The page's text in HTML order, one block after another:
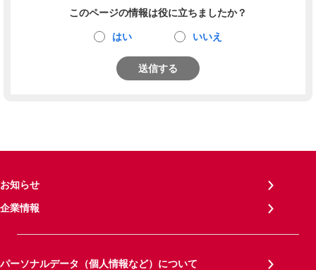
このページの情報は役に立ちましたか？
はい いいえ
送信する
お知らせ
企業情報
パーソナルデータ（個人情報など）について